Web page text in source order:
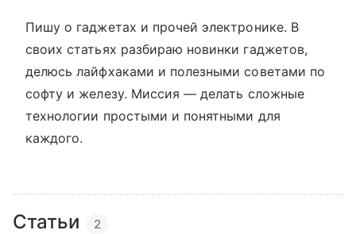
Пишу о гаджетах и прочей электронике. В
своих статьях разбираю новинки гаджетов,
делюсь лайфхаками и полезными советами по
софту и железу. Миссия — делать сложные
технологии простыми и понятными для
каждого.
Статьи 2